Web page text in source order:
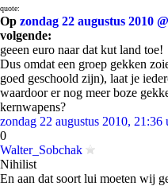
quote:
Op zondag 22 augustus 2010
volgende:
geeen euro naar dat kut land toe!
Dus omdat een groep gekken
goed geschoold zijn), laat je
waardoor er nog meer boze
kernwapens?
zondag 22 augustus 2010, 21:36
0
Walter_Sobchak
Nihilist
En aan dat soort lui moeten wij